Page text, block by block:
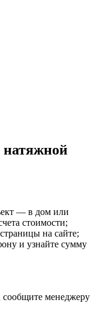
натяжной
— в дом или
стоимости;
на сайте;
и узнайте сумму
сообщите менеджеру